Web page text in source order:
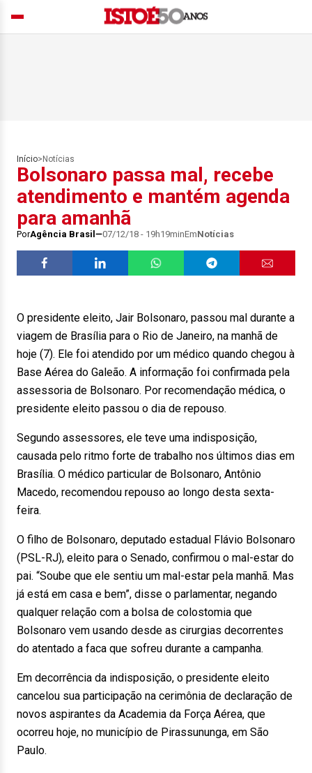
Início> Notícias
Bolsonaro passa mal, recebe
atendimento e mantém agenda
para amanhã
PorAgência Brasil 07/12/18 - 19h19minEmNotícias
O presidente eleito, Jair Bolsonaro, passou mal durante a
viagem de Brasília para o Rio de Janeiro, na manhã de
hoje (7). Ele foi atendido por um médico quando chegou à
Base Aérea do Galeão. A informação foi confirmada pela
assessoria de Bolsonaro. Por recomendação médica, o
presidente eleito passou o dia de repouso.
Segundo assessores, ele teve uma indisposição,
causada pelo ritmo forte de trabalho nos últimos dias em
Brasília. O médico particular de Bolsonaro, Antônio
Macedo, recomendou repouso ao longo desta sexta-
feira.
O filho de Bolsonaro, deputado estadual Flávio Bolsonaro
(PSL-RJ), eleito para o Senado, confirmou o mal-estar do
pai. “Soube que ele sentiu um mal-estar pela manhã. Mas
já está em casa e bem”, disse o parlamentar, negando
qualquer relação com a bolsa de colostomia que
Bolsonaro vem usando desde as cirurgias decorrentes
do atentado a faca que sofreu durante a campanha.
Em decorrência da indisposição, o presidente eleito
cancelou sua participação na cerimônia de declaração de
novos aspirantes da Academia da Força Aérea, que
ocorreu hoje, no município de Pirassununga, em São
Paulo.